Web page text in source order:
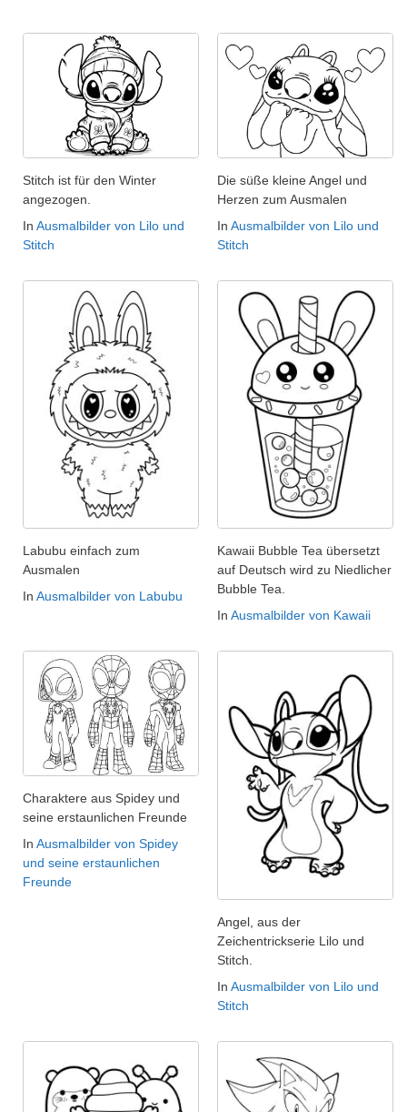
Stitch ist für den Winter
angezogen.
In Ausmalbilder von Lilo und
Stitch
Die süße kleine Angel und
Herzen zum Ausmalen
In Ausmalbilder von Lilo und
Stitch
Labubu einfach zum
Ausmalen
In Ausmalbilder von Labubu
Kawaii Bubble Tea übersetzt
auf Deutsch wird zu Niedlicher
Bubble Tea.
In Ausmalbilder von Kawaii
Charaktere aus Spidey und
seine erstaunlichen Freunde
In Ausmalbilder von Spidey
und seine erstaunlichen
Freunde
Angel, aus der
Zeichentrickserie Lilo und
Stitch.
In Ausmalbilder von Lilo und
Stitch